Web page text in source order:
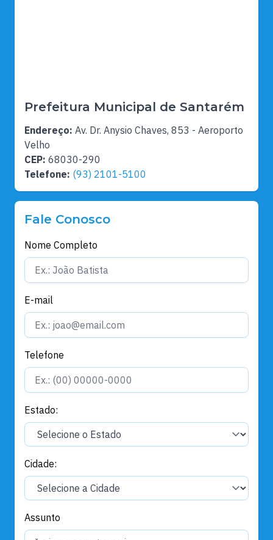
Prefeitura Municipal de Santarém
Endereço: Av. Dr. Anysio Chaves, 853 - Aeroporto
Velho
CEP: 68030-290
Telefone: (93) 2101-5100
Fale Conosco
Nome Completo
E-mail
Telefone
Estado:
Cidade:
Assunto